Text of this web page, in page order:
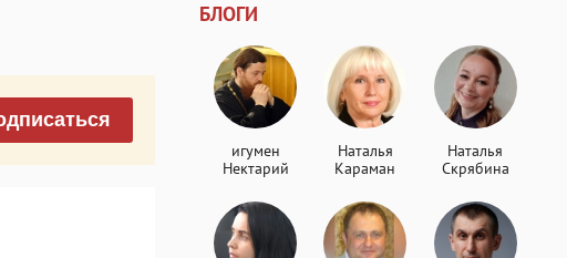
БЛОГИ
игумен
Нектарий
Наталья
Караман
Наталья
Скрябина